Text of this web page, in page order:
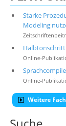
Starke
Modeling
Halbtonschritt
Online-
Online-
Weitere